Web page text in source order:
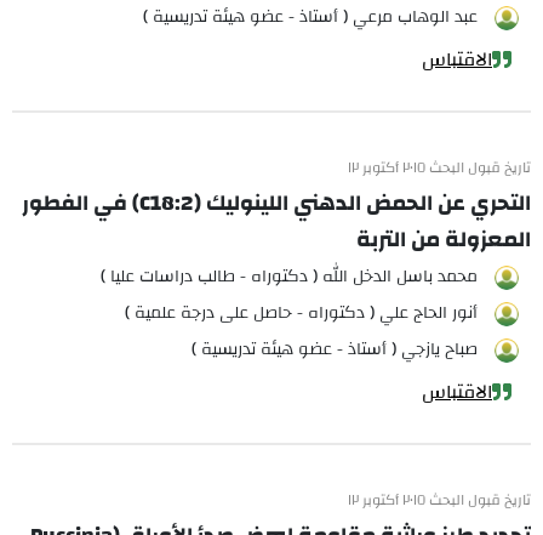
عبد الوهاب مرعي ( أستاذ - عضو هيئة تدريسية )
الاقتباس
تاريخ قبول البحث ٢٠١٥ أكتوبر ١٢
التحري عن الحمض الدهني اللينوليك (C18:2) في الفطور
المعزولة من التربة
محمد باسل الدخل الله ( دكتوراه - طالب دراسات عليا )
أنور الحاج علي ( دكتوراه - حاصل على درجة علمية )
صباح يازجي ( أستاذ - عضو هيئة تدريسية )
الاقتباس
تاريخ قبول البحث ٢٠١٥ أكتوبر ١٢